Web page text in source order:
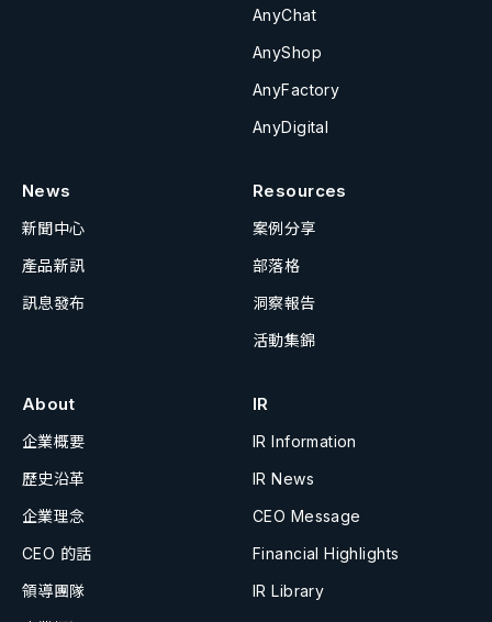
AnyChat
AnyShop
AnyFactory
AnyDigital
News
新聞中心
產品新訊
訊息發布
Resources
案例分享
部落格
洞察報告
活動集錦
About
企業概要
歷史沿革
企業理念
CEO 的話
領導團隊
IR
IR Information
IR News
CEO Message
Financial Highlights
IR Library